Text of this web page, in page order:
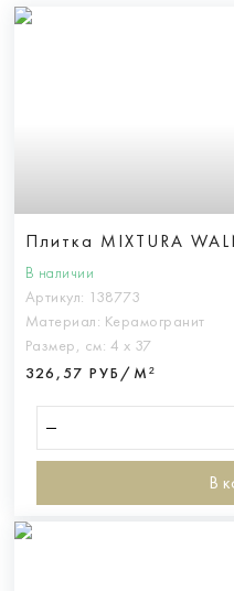
Плитка MIXTURA
В наличии
Артикул: 138773
Материал: Керамогранит
Размер, см: 4 х 37
326,57 РУБ/М²
В